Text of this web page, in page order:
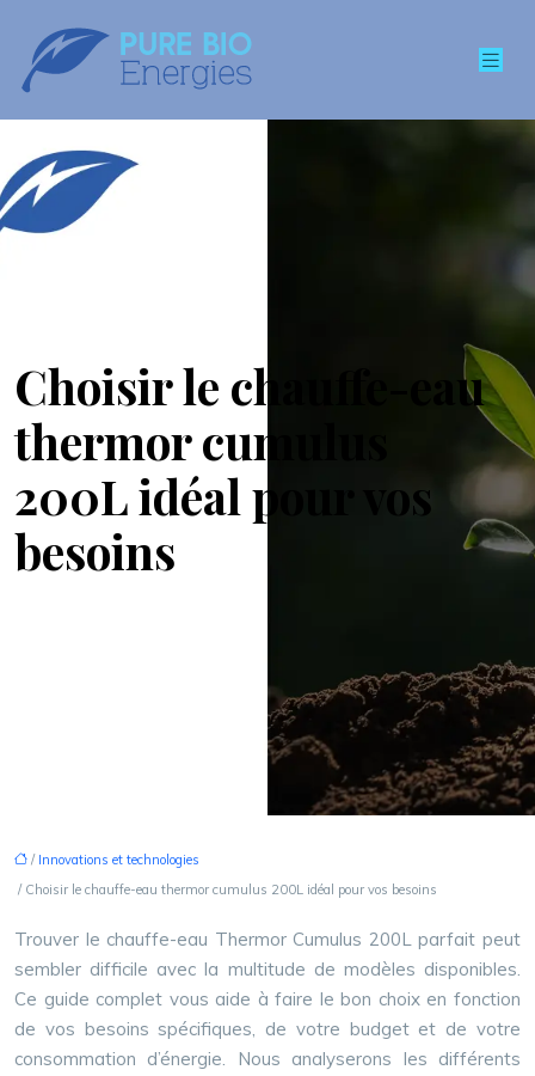
Choisir le chauffe-eau
thermor cumulus
200L idéal pour vos
besoins
/ Innovations et technologies
/ Choisir le chauffe-eau thermor cumulus 200L idéal pour vos besoins
Trouver le chauffe-eau Thermor Cumulus 200L parfait peut
sembler difficile avec la multitude de modèles disponibles.
Ce guide complet vous aide à faire le bon choix en fonction
de vos besoins spécifiques, de votre budget et de votre
consommation d’énergie. Nous analyserons les différents